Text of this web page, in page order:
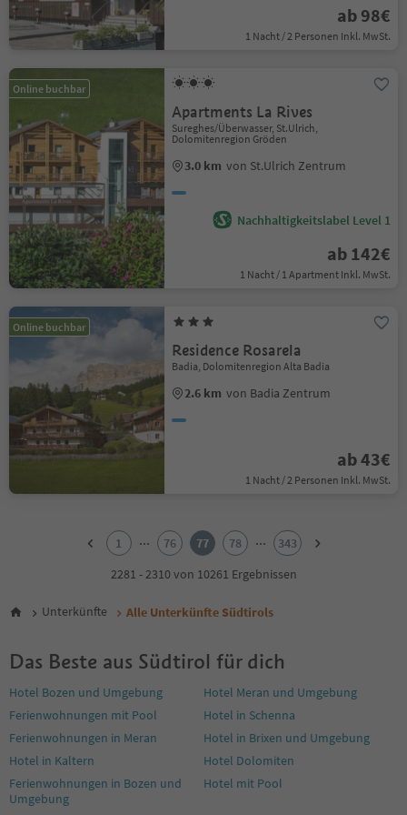
ab 98€
1 Nacht / 2 Personen Inkl. MwSt.
Online buchbar
Apartments La Rives
Sureghes/Überwasser, St.Ulrich,
Dolomitenregion Gröden
3.0 km von St.Ulrich Zentrum
Nachhaltigkeitslabel Level 1
ab 142€
1 Nacht / 1 Apartment Inkl. MwSt.
Online buchbar
Residence Rosarela
Badia, Dolomitenregion Alta Badia
2.6 km von Badia Zentrum
ab 43€
1 Nacht / 2 Personen Inkl. MwSt.
6
9
11
12
13
14
16
17
1 ... 76 77 78 ...
343
2281 - 2310 von 10261 Ergebnissen
Unterkünfte Alle Unterkünfte Südtirols
Das Beste aus Südtirol für dich
Hotel Bozen und Umgebung
Hotel Meran und Umgebung
Ferienwohnungen mit Pool
Hotel in Schenna
Ferienwohnungen in Meran
Hotel in Brixen und Umgebung
Hotel in Kaltern
Hotel Dolomiten
Ferienwohnungen in Bozen und
Umgebung
Hotel mit Pool